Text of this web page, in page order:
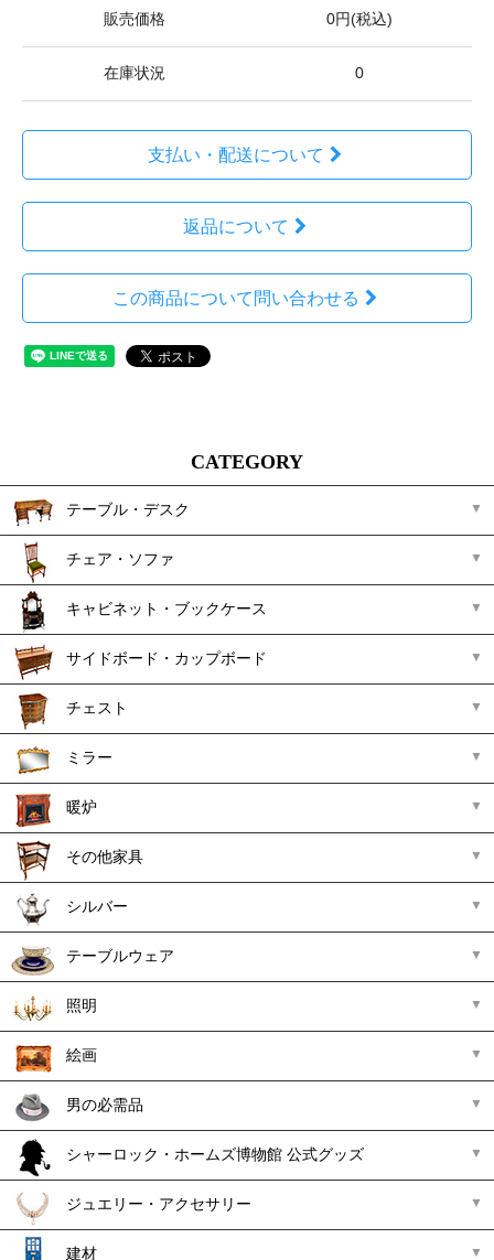
販売価格 0円(税込)
在庫状況 0
支払い・配送について
返品について
この商品について問い合わせる
CATEGORY
テーブル・デスク
チェア・ソファ
キャビネット・ブックケース
サイドボード・カップボード
チェスト
ミラー
暖炉
その他家具
シルバー
テーブルウェア
照明
絵画
男の必需品
シャーロック・ホームズ博物館 公式グッズ
ジュエリー・アクセサリー
建材